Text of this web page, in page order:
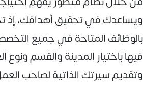
ويساعدك في تحقيق أهدافك، إذ
بالوظائف المتاحة في جميع
فيها باختيار المدينة والقسم ونوع
وتقديم سيرتك الذاتية لصاحب